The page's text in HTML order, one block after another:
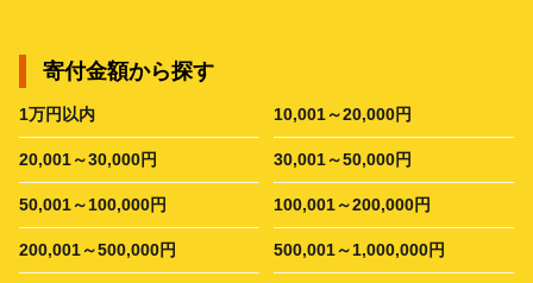
寄付金額から探す
1万円以内 10,001～20,000円
20,001～30,000円 30,001～50,000円
50,001～100,000円 100,001～200,000円
200,001～500,000円 500,001～1,000,000円